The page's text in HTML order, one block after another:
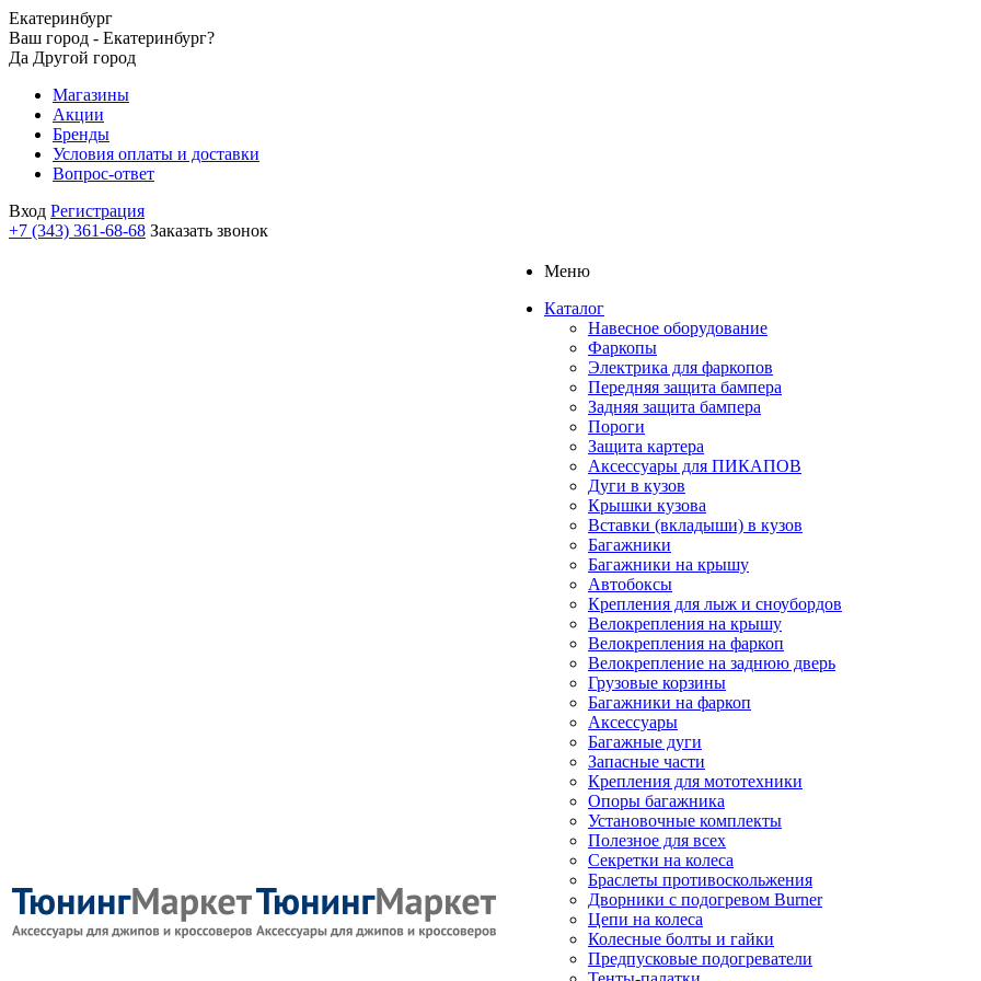
Екатеринбург
Ваш город - Екатеринбург?
Да Другой город
Магазины
Акции
Бренды
Условия оплаты и доставки
Вопрос-ответ
Вход Регистрация
+7 (343) 361-68-68 Заказать звонок
Меню
Каталог
Навесное оборудование
Фаркопы
Электрика для фаркопов
Передняя защита бампера
Задняя защита бампера
Пороги
Защита картера
Аксессуары для ПИКАПОВ
Дуги в кузов
Крышки кузова
Вставки (вкладыши) в кузов
Багажники
Багажники на крышу
Автобоксы
Крепления для лыж и сноубордов
Велокрепления на крышу
Велокрепления на фаркоп
Велокрепление на заднюю дверь
Грузовые корзины
Багажники на фаркоп
Аксессуары
Багажные дуги
Запасные части
Крепления для мототехники
Опоры багажника
Установочные комплекты
Полезное для всех
Секретки на колеса
Браслеты противоскольжения
Дворники с подогревом Burner
Цепи на колеса
Колесные болты и гайки
Предпусковые подогреватели